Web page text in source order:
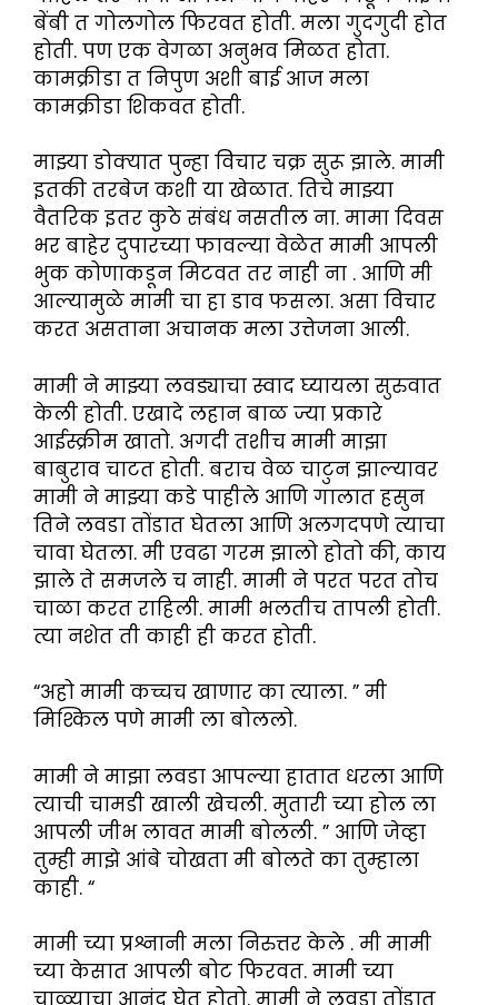
बेंबी त गोलगोल फिरवत होती. मला गुदगुदी होत
होती. पण एक वेगळा अनुभव मिळत होता.
कामक्रीडा त निपुण अशी बाई आज मला
कामक्रीडा शिकवत होती.
माझ्या डोक्यात पुन्हा विचार चक्र सुरू झाले. मामी
इतकी तरबेज कशी या खेळात. तिचे माझ्या
वैतरिक इतर कुठे संबंध नसतील ना. मामा दिवस
भर बाहेर दुपारच्या फावल्या वेळेत मामी आपली
भुक कोणाकडून मिटवत तर नाही ना . आणि मी
आल्यामुळे मामी चा हा डाव फसला. असा विचार
करत असताना अचानक मला उत्तेजना आली.
मामी ने माझ्या लवड्याचा स्वाद घ्यायला सुरुवात
केली होती. एखादे लहान बाळ ज्या प्रकारे
आईस्क्रीम खातो. अगदी तशीच मामी माझा
बाबुराव चाटत होती. बराच वेळ चाटुन झाल्यावर
मामी ने माझ्या कडे पाहीले आणि गालात हसुन
तिने लवडा तोंडात घेतला आणि अलगदपणे त्याचा
चावा घेतला. मी एवढा गरम झालो होतो की, काय
झाले ते समजले च नाही. मामी ने परत परत तोच
चाळा करत राहिली. मामी भलतीच तापली होती.
त्या नशेत ती काही ही करत होती.
“अहो मामी कच्चच खाणार का त्याला. ” मी
मिश्किल पणे मामी ला बोललो.
मामी ने माझा लवडा आपल्या हातात धरला आणि
त्याची चामडी खाली खेचली. मुतारी च्या होल ला
आपली जीभ लावत मामी बोलली. ” आणि जेव्हा
तुम्ही माझे आंबे चोखता मी बोलते का तुम्हाला
काही. “
मामी च्या प्रश्नानी मला निरुत्तर केले . मी मामी
च्या केसात आपली बोट फिरवत. मामी च्या
चाळ्याचा आनंद घेत होतो. मामी ने लवडा तोंडात